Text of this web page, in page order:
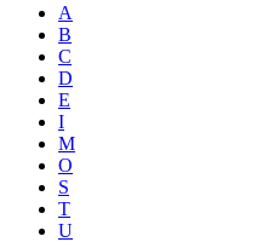
A
B
C
D
E
I
M
O
S
T
U